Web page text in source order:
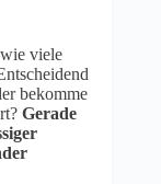
viele
bekomme
Gerade